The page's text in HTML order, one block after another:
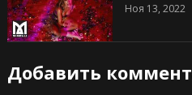
Ноя 13, 2022
Добавить